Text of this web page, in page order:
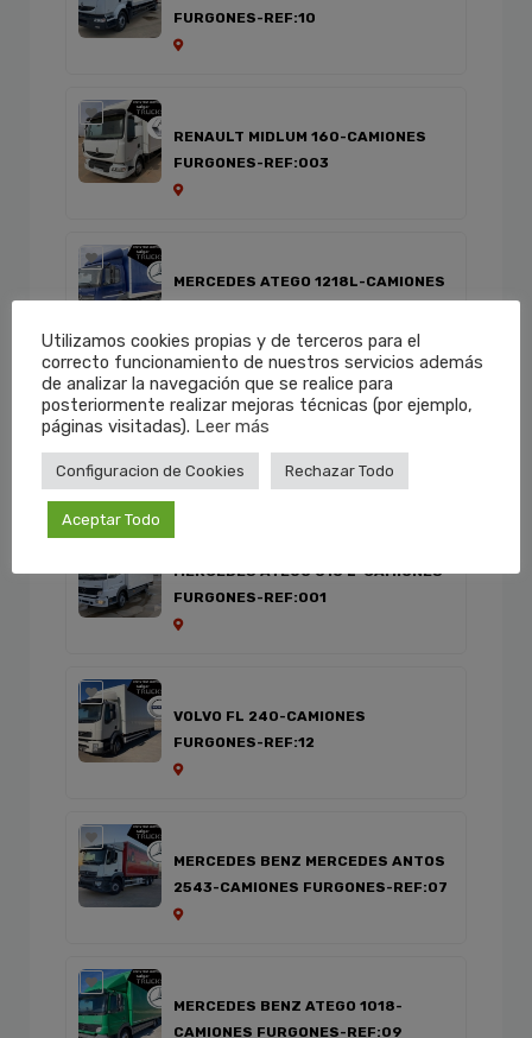
FURGONES-REF:10
RENAULT MIDLUM 160-CAMIONES
FURGONES-REF:003
MERCEDES ATEGO 1218L-CAMIONES
MERCEDES BENZ ATEGO 1018-
CAMIONES FURGONES-REF:30
MERCEDES ATEGO 818 L-CAMIONES
FURGONES-REF:001
VOLVO FL 240-CAMIONES
FURGONES-REF:12
MERCEDES BENZ MERCEDES ANTOS
2543-CAMIONES FURGONES-REF:07
MERCEDES BENZ ATEGO 1018-
CAMIONES FURGONES-REF:09
Utilizamos cookies propias y de terceros para el
correcto funcionamiento de nuestros servicios además
de analizar la navegación que se realice para
posteriormente realizar mejoras técnicas (por ejemplo,
páginas visitadas). Leer más
Configuracion de Cookies Rechazar Todo
Aceptar Todo